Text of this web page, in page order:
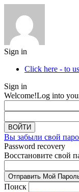
Sign in
Click here - to
Sign in
Welcome!Log into
Вы забыли свой
Password recovery
Восстановите свой
Поиск